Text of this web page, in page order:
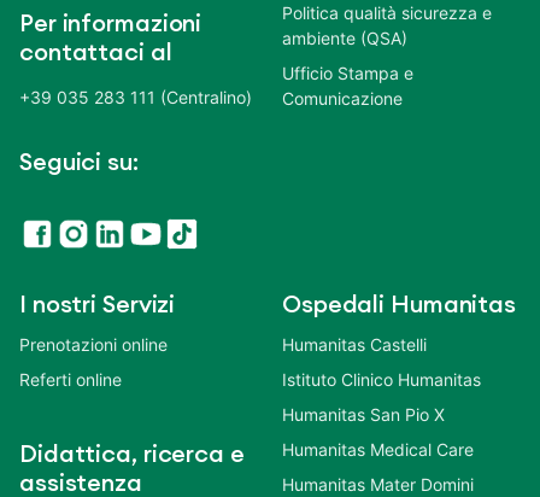
Per informazioni
contattaci al
+39 035 283 111 (Centralino)
Seguici su:
Politica qualità sicurezza e
ambiente (QSA)
Ufficio Stampa e
Comunicazione
I nostri Servizi
Prenotazioni online
Referti online
Didattica, ricerca e
assistenza
Ospedali Humanitas
Humanitas Castelli
Istituto Clinico Humanitas
Humanitas San Pio X
Humanitas Medical Care
Humanitas Mater Domini